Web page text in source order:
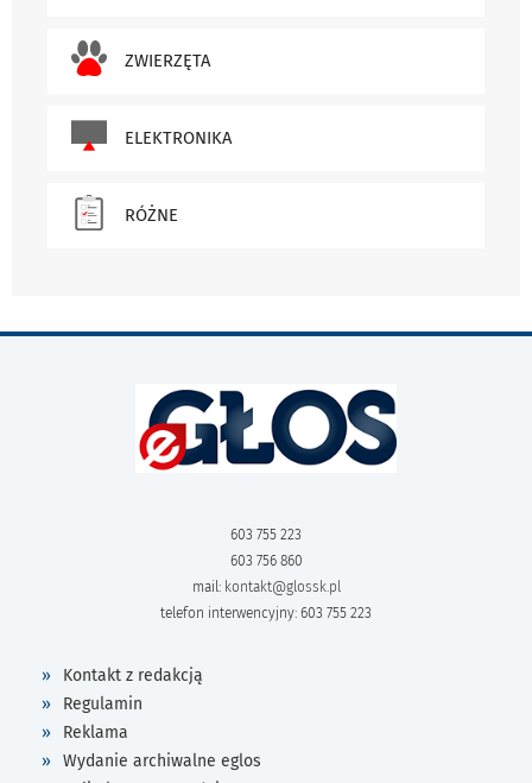
ZWIERZĘTA
ELEKTRONIKA
RÓŻNE
603 755 223
603 756 860
mail: kontakt@glossk.pl
telefon interwencyjny: 603 755 223
Kontakt z redakcją
Regulamin
Reklama
Wydanie archiwalne eglos